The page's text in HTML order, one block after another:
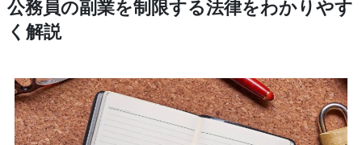
公務員の副業を制限する法律をわかりやす
く解説